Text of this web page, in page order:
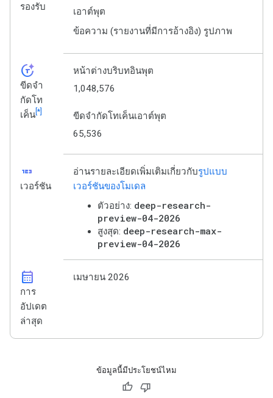
รองรับ
เอาต์พุต
ข้อความ (รายงานที่มีการอ้างอิง) รูปภาพ
token_auto
ขีดจำ
กัดโท
เค็น[*]
หน้าต่างบริบทอินพุต
1,048,576
ขีดจำกัดโทเค็นเอาต์พุต
65,536
123
เวอร์ชัน
อ่านรายละเอียดเพิ่มเติมเกี่ยวกับรูปแบบ
เวอร์ชันของโมเดล
ตัวอย่าง: deep-research-
preview-04-2026
สูงสุด: deep-research-max-
preview-04-2026
calendar_month
การ
อัปเดต
ล่าสุด
เมษายน 2026
ข้อมูลนี้มีประโยชน์ไหม